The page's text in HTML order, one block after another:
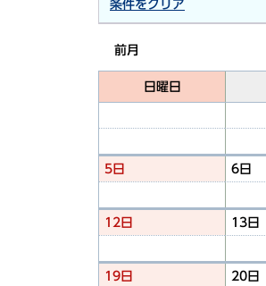
条件をクリア
前月
日曜日
5日 6日
12日 13日
19日 20日